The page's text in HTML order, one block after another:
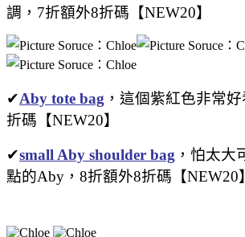
調，7折額外8折碼【NEW20】
✔Aby tote bag ，這個紫紅色非常
折碼【NEW20】
✔small Aby shoulder bag ，怕太大
點的Aby，8折額外8折碼【NEW20】